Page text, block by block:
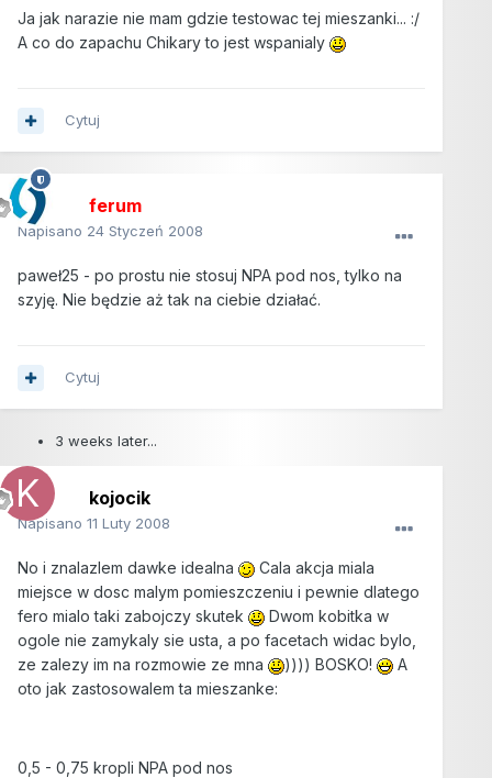
Ja jak narazie nie mam gdzie testowac tej mieszanki... :/
A co do zapachu Chikary to jest wspanialy
Cytuj
ferum
Napisano 24 Styczeń 2008
paweł25 - po prostu nie stosuj NPA pod nos, tylko na
szyję. Nie będzie aż tak na ciebie działać.
Cytuj
3 weeks later...
kojocik
Napisano 11 Luty 2008
No i znalazlem dawke idealna
Cala akcja miala
miejsce w dosc malym pomieszczeniu i pewnie dlatego
fero mialo taki zabojczy skutek
Dwom kobitka w
ogole nie zamykaly sie usta, a po facetach widac bylo,
ze zalezy im na rozmowie ze mna
)))) BOSKO!
A
oto jak zastosowalem ta mieszanke:
0,5 - 0,75 kropli NPA pod nos